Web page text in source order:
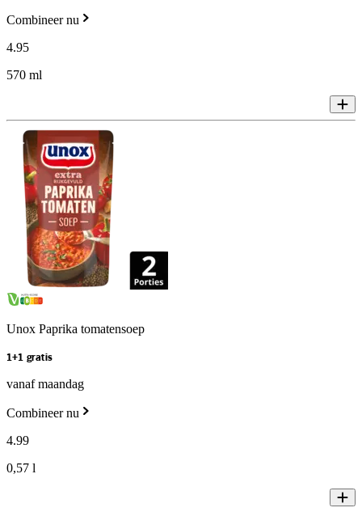
Combineer nu
4.95
570 ml
Unox Paprika tomatensoep
1+1 gratis
vanaf maandag
Combineer nu
4.99
0,57 l